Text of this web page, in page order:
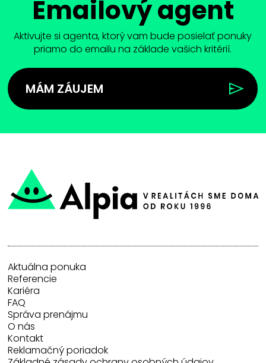
Emailový agent
Aktivujte si agenta, ktorý vam bude posielať ponuky
priamo do emailu na základe vašich kritérií.
MÁM ZÁUJEM
Aktuálna ponuka
Referencie
Kariéra
FAQ
Správa prenájmu
O nás
Kontakt
Reklamačný poriadok